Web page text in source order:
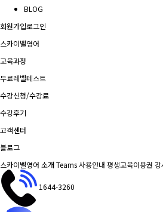
BLOG
회원가입로그인
스카이벨영어
교육과정
무료레벨테스트
수강신청/수강료
수강후기
고객센터
블로그
스카이벨영어 소개Teams 사용안내 평생교육이용권 강
1644-3260